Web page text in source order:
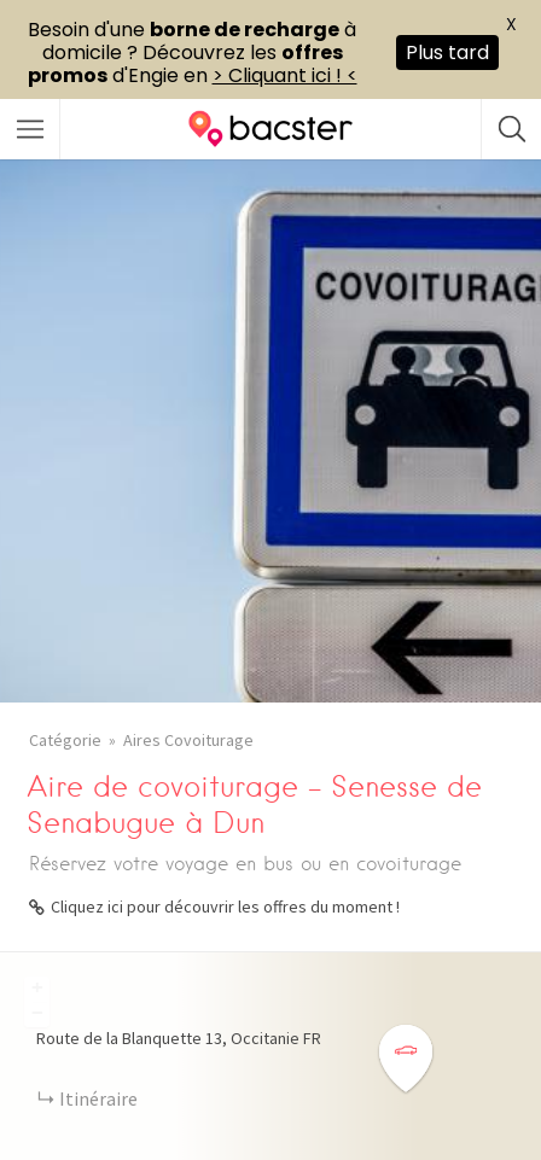
Catégorie Aires Covoiturage
Aire de covoiturage – Senesse de
Senabugue à Dun
Réservez votre voyage en bus ou en covoiturage
Cliquez ici pour découvrir les offres du moment !
Route de la Blanquette 13 Occitanie FR
Itinéraire
Besoin d'une borne de rechargeà
domicile ? Découvrez les offres
promosd'Engie en > Cliquant ici ! <
Plus tard
X